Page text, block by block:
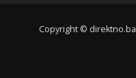
Copyright © direktno.ba